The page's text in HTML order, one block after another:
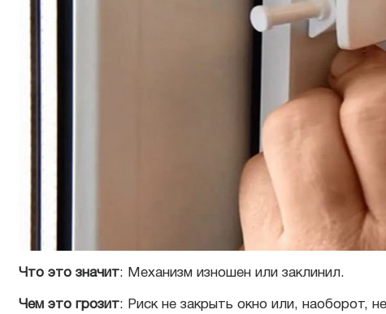
Что это значит: Механизм изношен или заклинил.
Чем это грозит: Риск не закрыть окно или, наоборот,